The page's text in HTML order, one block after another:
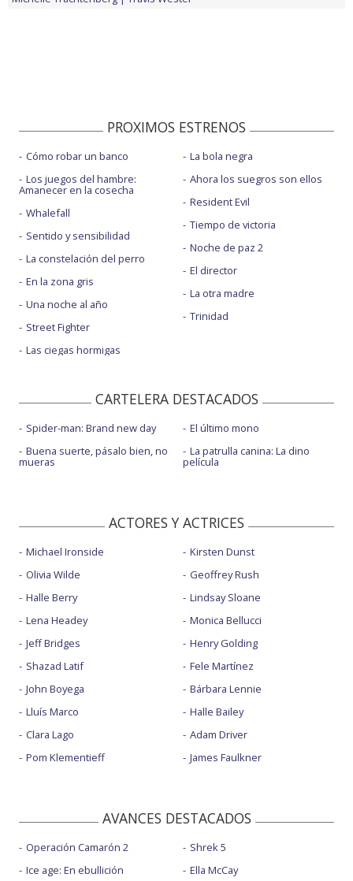
PROXIMOS ESTRENOS
Cómo robar un banco
Los juegos del hambre:
Amanecer en la cosecha
Whalefall
Sentido y sensibilidad
La constelación del perro
En la zona gris
Una noche al año
Street Fighter
Las ciegas hormigas
La bola negra
Ahora los suegros son ellos
Resident Evil
Tiempo de victoria
Noche de paz 2
El director
La otra madre
Trinidad
CARTELERA DESTACADOS
Spider-man: Brand new day
Buena suerte, pásalo bien, no
mueras
El último mono
La patrulla canina: La dino
película
ACTORES Y ACTRICES
Michael Ironside
Olivia Wilde
Halle Berry
Lena Headey
Jeff Bridges
Shazad Latif
John Boyega
Lluís Marco
Clara Lago
Pom Klementieff
Kirsten Dunst
Geoffrey Rush
Lindsay Sloane
Monica Bellucci
Henry Golding
Fele Martínez
Bárbara Lennie
Halle Bailey
Adam Driver
James Faulkner
AVANCES DESTACADOS
Operación Camarón 2
Ice age: En ebullición
Shrek 5
Ella McCay